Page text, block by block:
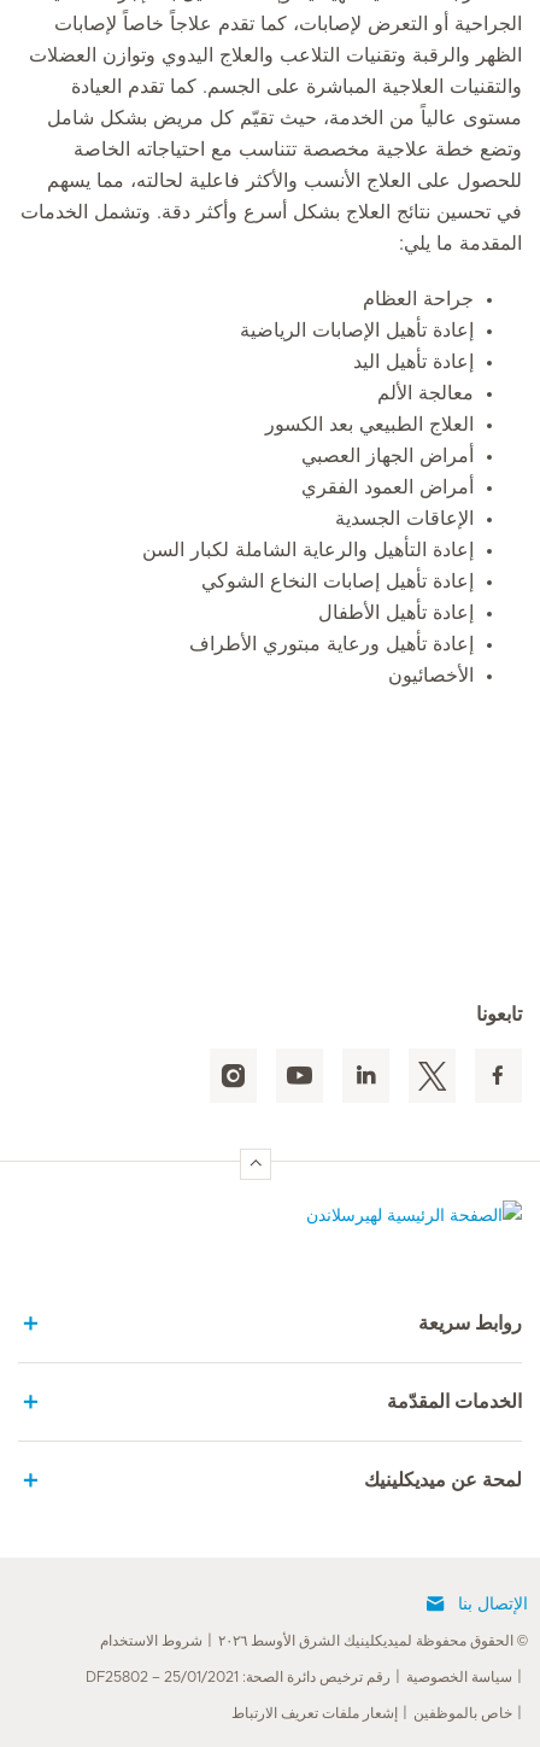
الجراحية أو التعرض لإصابات، كما تقدم علاجاً خاصاً لإصابات
الظهر والرقبة وتقنيات التلاعب والعلاج اليدوي وتوازن العضلات
والتقنيات العلاجية المباشرة على الجسم. كما تقدم العيادة
مستوى عالياً من الخدمة، حيث تقيّم كل مريض بشكل شامل
وتضع خطة علاجية مخصصة تتناسب مع احتياجاته الخاصة
للحصول على العلاج الأنسب والأكثر فاعلية لحالته، مما يسهم
في تحسين نتائج العلاج بشكل أسرع وأكثر دقة. وتشمل الخدمات
المقدمة ما يلي:
جراحة العظام
إعادة تأهيل الإصابات الرياضية
إعادة تأهيل اليد
معالجة الألم
العلاج الطبيعي بعد الكسور
أمراض الجهاز العصبي
أمراض العمود الفقري
الإعاقات الجسدية
إعادة التأهيل والرعاية الشاملة لكبار السن
إعادة تأهيل إصابات النخاع الشوكي
إعادة تأهيل الأطفال
إعادة تأهيل ورعاية مبتوري الأطراف
الأخصائيون
تابعونا
روابط سريعة
الخدمات المقدّمة
لمحة عن ميديكلينيك
الإتصال بنا
© الحقوق محفوظة لميديكلينيك الشرق الأوسط ٢٠٢٦ شروط الاستخدام
سياسة الخصوصية رقم ترخيص دائرة الصحة: DF25802 – 25/01/2021
خاص بالموظفين إشعار ملفات تعريف الارتباط